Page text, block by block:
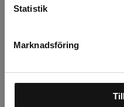
Statistik
Marknadsföring